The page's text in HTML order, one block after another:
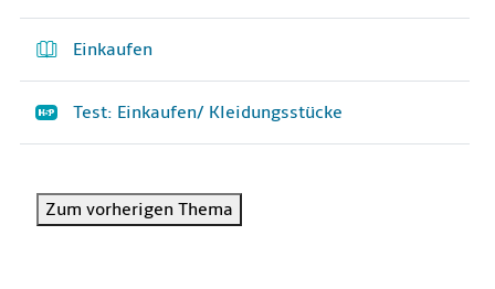
Einkaufen
Test: Einkaufen/ Kleidungsstücke
Zum vorherigen Thema